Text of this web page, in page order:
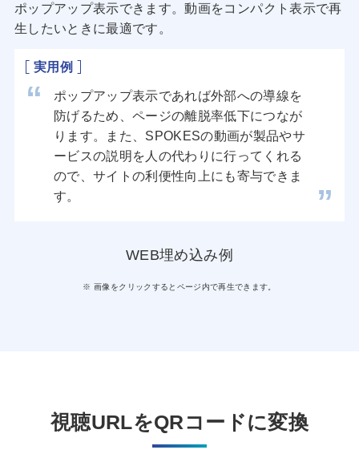
ポップアップ表示できます。動画をコンパクト表示で再
生したいときに最適です。
実用例
ポップアップ表示であれば外部への導線を
防げるため、ページの離脱率低下につなが
ります。また、SPOKESの動画が製品やサ
ービスの説明を人の代わりに行ってくれる
ので、サイトの利便性向上にも寄与できま
す。
WEB埋め込み例
画像をクリックするとページ内で再生できます。
視聴URLをQRコードに変換